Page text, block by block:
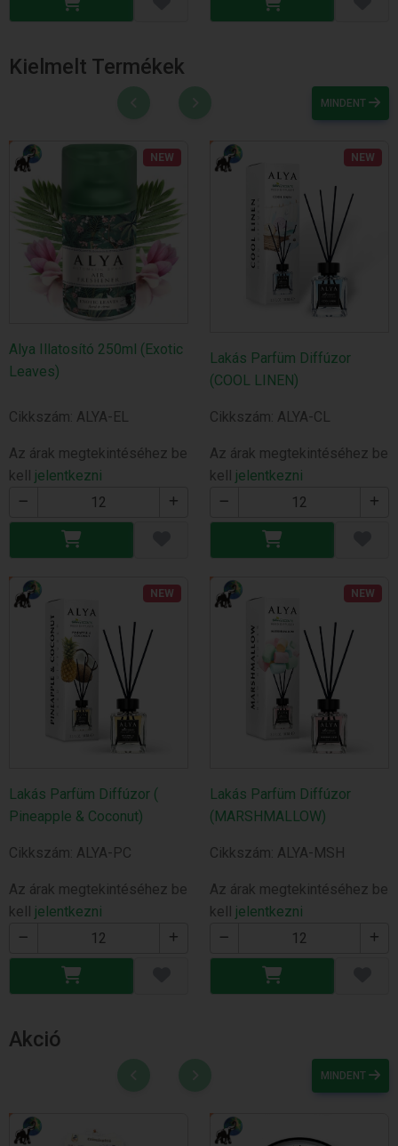
Kielmelt Termékek
MINDENT
NEW
Alya Illatosító 250ml (Exotic
Leaves)
Cikkszám: ALYA-EL
Az árak megtekintéséhez be
kell jelentkezni
NEW
Lakás Parfüm Diffúzor
(COOL LINEN)
Cikkszám: ALYA-CL
Az árak megtekintéséhez be
kell jelentkezni
NEW
Lakás Parfüm Diffúzor (
Pineapple & Coconut)
Cikkszám: ALYA-PC
Az árak megtekintéséhez be
kell jelentkezni
NEW
Lakás Parfüm Diffúzor
(MARSHMALLOW)
Cikkszám: ALYA-MSH
Az árak megtekintéséhez be
kell jelentkezni
Akció
MINDENT